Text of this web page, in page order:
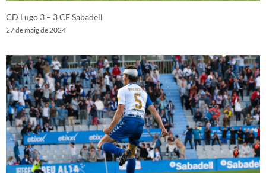
CD Lugo 3 – 3 CE Sabadell
27 de maig de 2024